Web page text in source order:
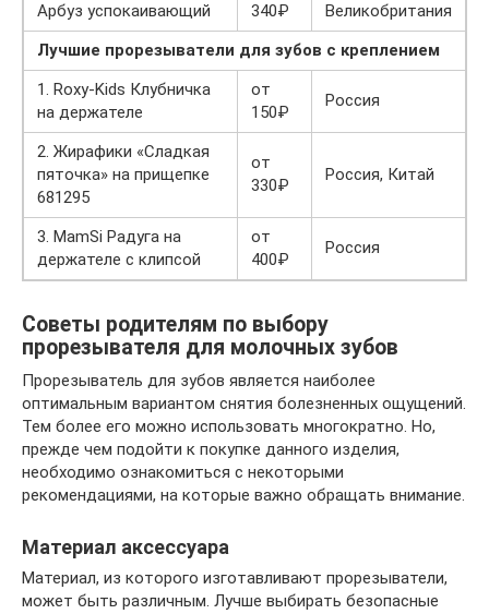
Арбуз успокаивающий
340₽
Великобритания
Лучшие прорезыватели для зубов с креплением
1. Roxy-Kids Клубничка
на держателе
от
150₽
Россия
2. Жирафики «Сладкая
пяточка» на прищепке
681295
от
330₽
Россия, Китай
3. MamSi Радуга на
держателе с клипсой
от
400₽
Россия
Советы родителям по выбору
прорезывателя для молочных зубов
Прорезыватель для зубов является наиболее
оптимальным вариантом снятия болезненных ощущений.
Тем более его можно использовать многократно. Но,
прежде чем подойти к покупке данного изделия,
необходимо ознакомиться с некоторыми
рекомендациями, на которые важно обращать внимание.
Материал аксессуара
Материал, из которого изготавливают прорезыватели,
может быть различным. Лучше выбирать безопасные